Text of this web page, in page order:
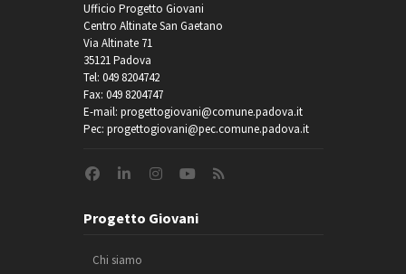
Ufficio Progetto Giovani
Centro Altinate San Gaetano
Via Altinate 71
35121 Padova
Tel: 049 8204742
Fax: 049 8204747
E-mail: progettogiovani@comune.padova.it
Pec: progettogiovani@pec.comune.padova.it
Progetto Giovani
Chi siamo